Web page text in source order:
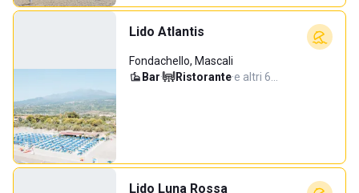
Lido Atlantis
Fondachello, Mascali
Bar· Ristorante·e altri 6…
Lido Luna Rossa